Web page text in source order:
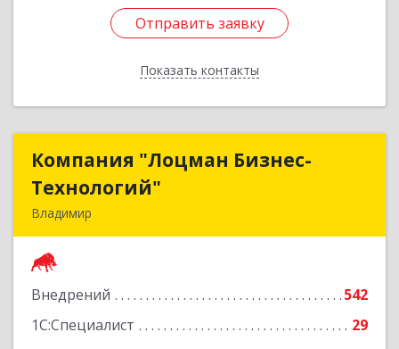
Отправить заявку
Показать контакты
Отправить заявку
Назад
Компания "Лоцман Бизнес-
Технологий"
Владимир
Внедрений
542
1С:Специалист
29
Компания "Лоцман Бизнес-
Подробнее